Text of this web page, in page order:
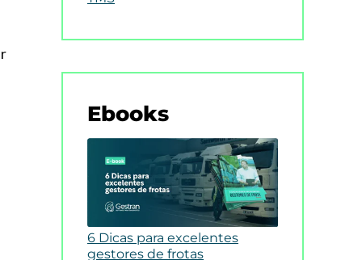
Ebooks
6 Dicas para excelentes
gestores de frotas